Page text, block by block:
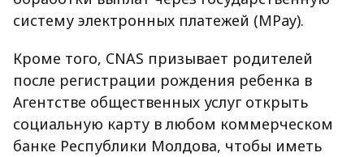
систему электронных платежей (MPay).
Кроме того, CNAS призывает родителей
после регистрации рождения ребенка в
Агентстве общественных услуг открыть
социальную карту в любом коммерческом
банке Республики Молдова, чтобы иметь